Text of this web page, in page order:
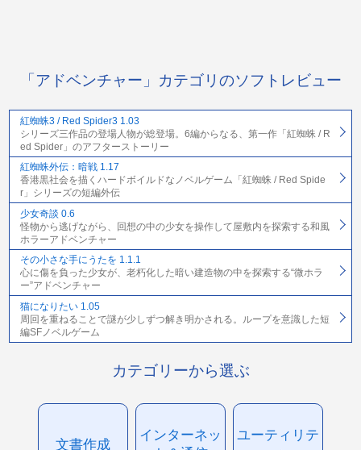
「アドベンチャー」カテゴリのソフトレビュー
紅蜘蛛3 / Red Spider3 1.03
シリーズ三作品の登場人物が総登場。6編からなる、第一作「紅蜘蛛 / R
ed Spider」のアフターストーリー
紅蜘蛛外伝：暗戦 1.17
香港黒社会を描くハードボイルドなノベルゲーム「紅蜘蛛 / Red Spide
r」シリーズの短編外伝
少女奇談 0.6
怪物から逃げながら、回想の中の少女を操作して屋敷内を探索する和風
ホラーアドベンチャー
その小さな手にうたを 1.1.1
心に傷を負った少女が、老朽化した暗い建造物の中を探索する“微ホラ
ー”アドベンチャー
猫になりたい 1.05
周回を重ねることで謎が少しずつ解き明かされる。ループを意識した短
編SFノベルゲーム
カテゴリーから選ぶ
文書作成
インターネッ
ユーティリテ